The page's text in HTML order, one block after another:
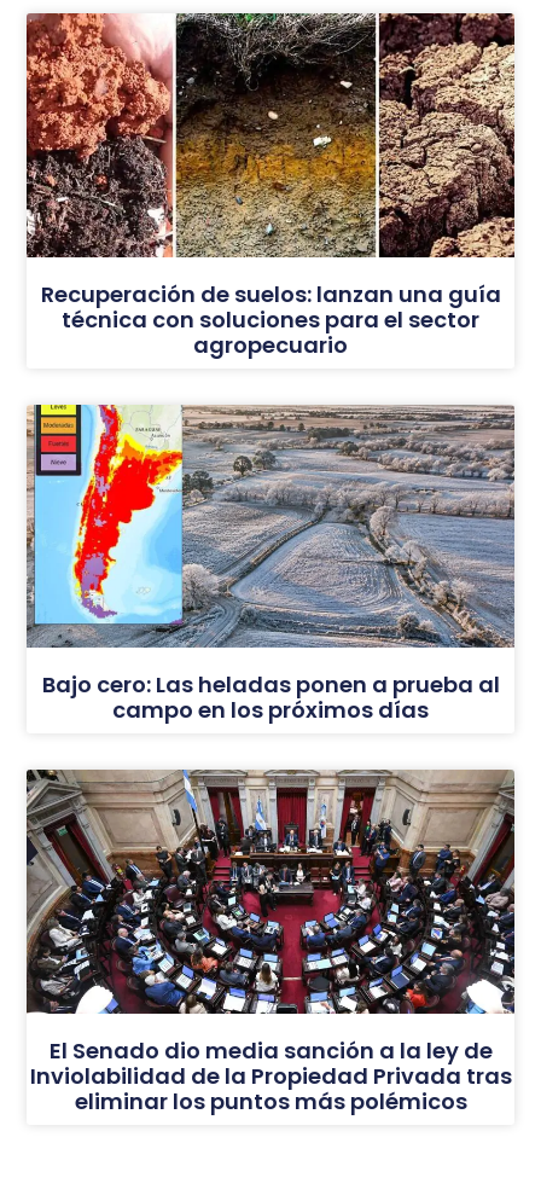
Recuperación de suelos: lanzan una guía
técnica con soluciones para el sector
agropecuario
Bajo cero: Las heladas ponen a prueba al
campo en los próximos días
El Senado dio media sanción a la ley de
Inviolabilidad de la Propiedad Privada tras
eliminar los puntos más polémicos